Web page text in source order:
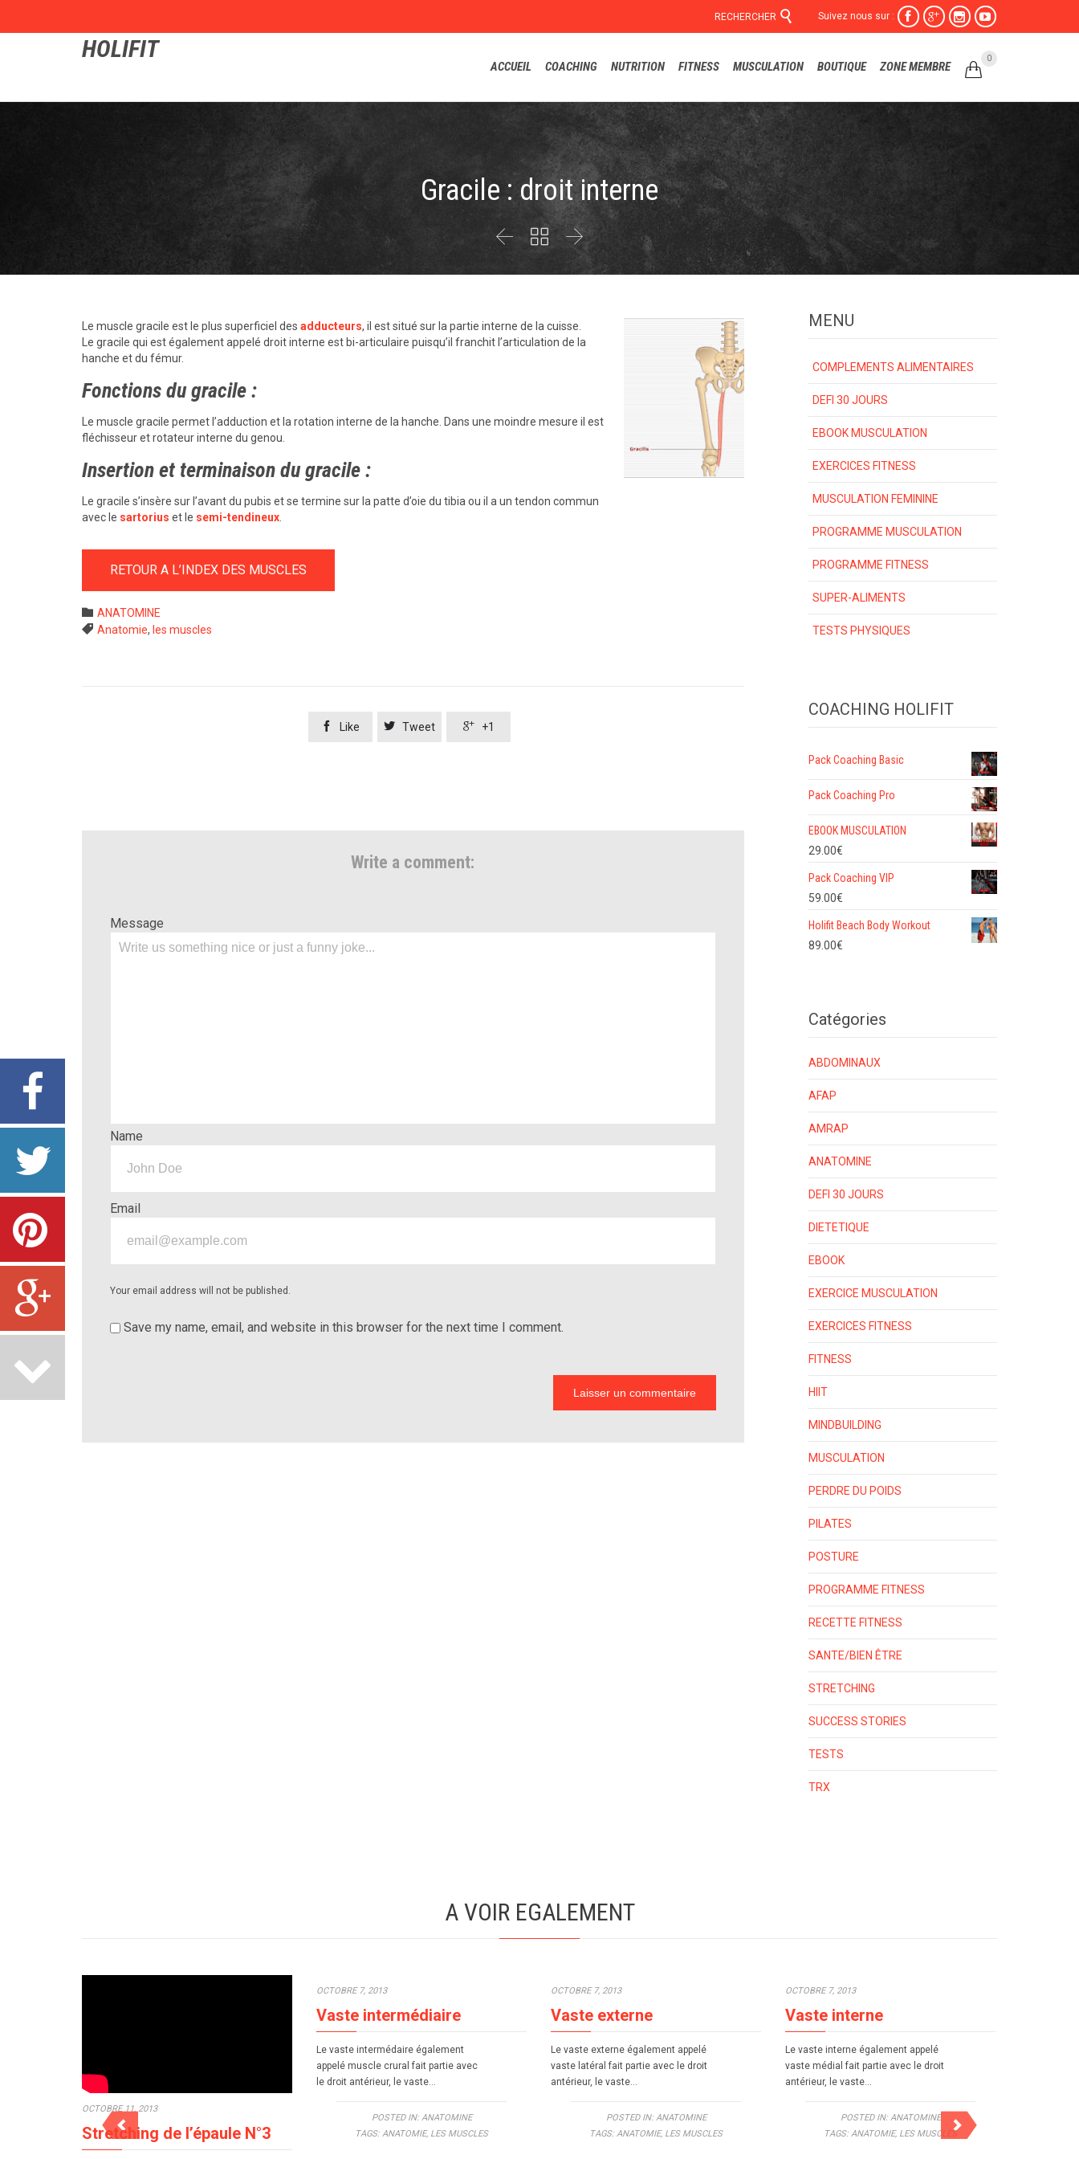
RECHERCHER  Suivez nous sur :    
HOLIFIT
to
ACCUEIL COACHING NUTRITION FITNESS MUSCULATION BOUTIQUE ZONE MEMBRE 
0
Gracile : droit interne
  
Le muscle gracile est le plus superficiel des adducteurs, il est situé sur la partie interne de la cuisse.
Le gracile qui est également appelé droit interne est bi-articulaire puisqu’il franchit l’articulation de la
hanche et du fémur.
Fonctions du gracile :
Le muscle gracile permet l’adduction et la rotation interne de la hanche. Dans une moindre mesure il est
fléchisseur et rotateur interne du genou.
Insertion et terminaison du gracile :
Le gracile s’insère sur l’avant du pubis et se termine sur la patte d’oie du tibia ou il a un tendon commun
avec le sartorius et le semi-tendineux.
RETOUR A L’INDEX DES MUSCLES
 Category
ANATOMINE
 Tags
Anatomie, les muscles
 Like  Tweet  +1
Write a comment:
Message
Name
Email
Your email address will not be published.
Save my name, email, and website in this browser for the next time I comment.
MENU
COMPLEMENTS ALIMENTAIRES
DEFI 30 JOURS
EBOOK MUSCULATION
EXERCICES FITNESS
MUSCULATION FEMININE
PROGRAMME MUSCULATION
PROGRAMME FITNESS
SUPER-ALIMENTS
TESTS PHYSIQUES
COACHING HOLIFIT
Pack Coaching Basic
Pack Coaching Pro
EBOOK MUSCULATION
29.00€
Pack Coaching VIP
59.00€
Holifit Beach Body Workout
89.00€
Catégories
ABDOMINAUX
AFAP
AMRAP
ANATOMINE
DEFI 30 JOURS
DIETETIQUE
EBOOK
EXERCICE MUSCULATION
EXERCICES FITNESS
FITNESS
HIIT
MINDBUILDING
MUSCULATION
PERDRE DU POIDS
PILATES
POSTURE
PROGRAMME FITNESS
RECETTE FITNESS
SANTE/BIEN ÊTRE
STRETCHING
SUCCESS STORIES
TESTS
TRX
A VOIR EGALEMENT
OCTOBRE 11, 2013
Stretching de l’épaule N°3
OCTOBRE 7, 2013
Vaste intermédiaire
Le vaste intermédaire également
appelé muscle crural fait partie avec
le droit antérieur, le vaste…
POSTED IN: ANATOMINE
TAGS: ANATOMIE, LES MUSCLES
OCTOBRE 7, 2013
Vaste externe
Le vaste externe également appelé
vaste latéral fait partie avec le droit
antérieur, le vaste…
POSTED IN: ANATOMINE
TAGS: ANATOMIE, LES MUSCLES
OCTOBRE 7, 2013
Vaste interne
Le vaste interne également appelé
vaste médial fait partie avec le droit
antérieur, le vaste…
POSTED IN: ANATOMINE
TAGS: ANATOMIE, LES MUSCLES